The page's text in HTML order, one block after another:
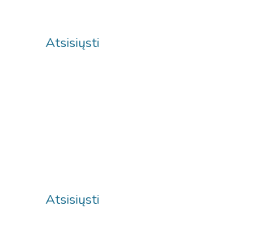
Atsisiųsti
Atsisiųsti